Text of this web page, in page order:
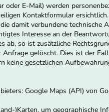
E-Mail) werden
Kontaktformular
damit verbundene technische
Interesse an der
ab, so ist zusätzliche
gelöscht. Dies ist der
keine gesetzlichen
Google Maps (API) von
)Karten, um geographische